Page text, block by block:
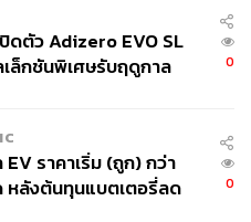
ทีท่าไม่ต้องการที่จะปล่อย
เจนว่าต้องการที่จะย้ายทีม
ซ หรือ ฟิลิปป์ คูตินโญ ที่คน
ยลิเวอร์พูลก็ไม่รู้จะทำ
ดตัว Adizero EVO SL
เล็กชันพิเศษรับฤดูกาล
0
ราคาเริ่ม (ถูก) กว่า
หลังต้นทุนแบตเตอรี่ลด
0